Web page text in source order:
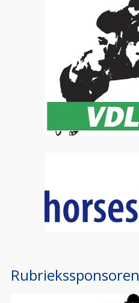
Rubriekssponsoren